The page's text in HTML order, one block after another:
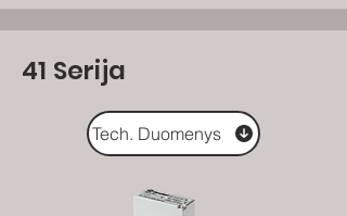
41 Serija
Tech. Duomenys